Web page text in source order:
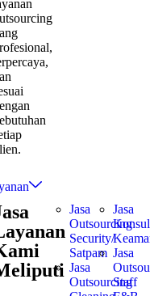
Jasa
Outsourcing
Security/
Satpam
Jasa
Outsourcing
Jasa
Jasa
Staff